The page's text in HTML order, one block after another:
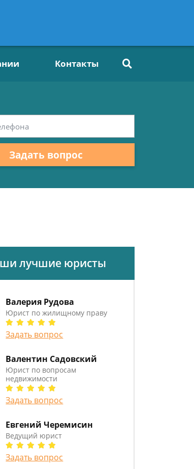
Контакты
Задать вопрос
лучшие юристы
Валерия Рудова
Юрист по жилищному праву
Задать вопрос
Валентин Садовский
Юрист по вопросам
недвижимости
Задать вопрос
Евгений Черемисин
Ведущий юрист
Задать вопрос